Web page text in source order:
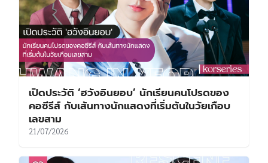
เปิดประวัติ ‘ฮวังอินยอบ’ นักเรียนคนโปรดของ
คอซีรีส์ กับเส้นทางนักแสดงที่เริ่มต้นในวัยเกือบ
เลขสาม
21/07/2026